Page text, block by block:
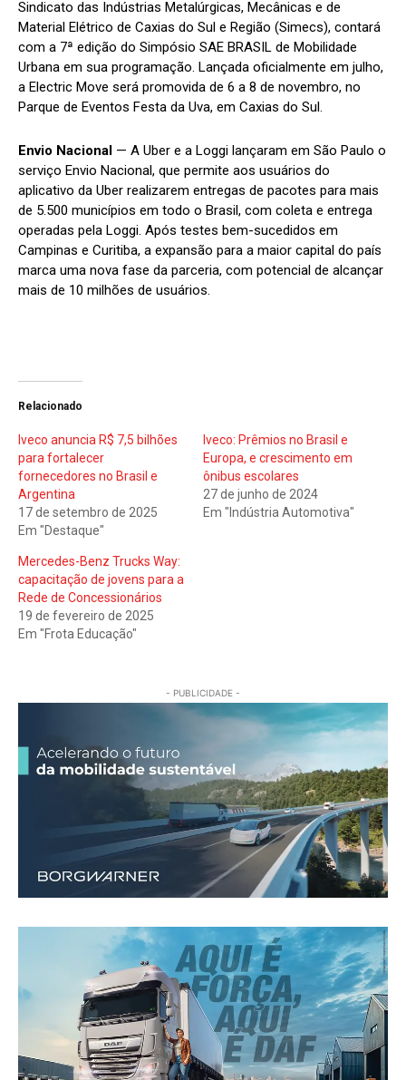
Sindicato das Indústrias Metalúrgicas, Mecânicas e de
Material Elétrico de Caxias do Sul e Região (Simecs), contará
com a 7ª edição do Simpósio SAE BRASIL de Mobilidade
Urbana em sua programação. Lançada oficialmente em julho,
a Electric Move será promovida de 6 a 8 de novembro, no
Parque de Eventos Festa da Uva, em Caxias do Sul.
Envio Nacional — A Uber e a Loggi lançaram em São Paulo o
serviço Envio Nacional, que permite aos usuários do
aplicativo da Uber realizarem entregas de pacotes para mais
de 5.500 municípios em todo o Brasil, com coleta e entrega
operadas pela Loggi. Após testes bem-sucedidos em
Campinas e Curitiba, a expansão para a maior capital do país
marca uma nova fase da parceria, com potencial de alcançar
mais de 10 milhões de usuários.
Relacionado
Iveco anuncia R$ 7,5 bilhões
para fortalecer
fornecedores no Brasil e
Argentina
17 de setembro de 2025
Em "Destaque"
Iveco: Prêmios no Brasil e
Europa, e crescimento em
ônibus escolares
27 de junho de 2024
Em "Indústria Automotiva"
Mercedes-Benz Trucks Way:
capacitação de jovens para a
Rede de Concessionários
19 de fevereiro de 2025
Em "Frota Educação"
- PUBLICIDADE -